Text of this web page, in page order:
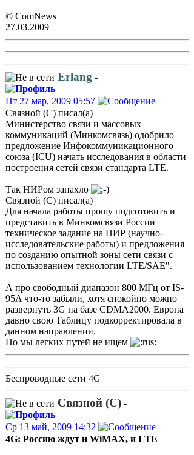
© ComNews
27.03.2009
Erlang -
Пт 27 мар, 2009 05:57
Связной (С) писал(а)
Министерство связи и массовых
коммуникаций (Минкомсвязь) одобрило
предложение Инфокоммуникационного
союза (ICU) начать исследования в области
построения сетей связи стандарта LTE.
Так НИРом запахло
Связной (С) писал(а)
Для начала работы прошу подготовить и
представить в Минкомсвязи России
техническое задание на НИР (научно-
исследовательские работы) и предложения
по созданию опытной зоны сети связи с
использованием технологии LTE/SAE".
А про свободный диапазон 800 МГц от IS-
95A что-то забыли, хотя спокойно можно
развернуть 3G на базе CDMA2000. Европа
давно свою Таблицу подкорректировала в
данном направлении.
Но мы легких путей не ищем
Беспроводные сети 4G
Связной (С) -
Ср 13 май, 2009 14:32
4G: Россию ждут и WiMAX, и LTE